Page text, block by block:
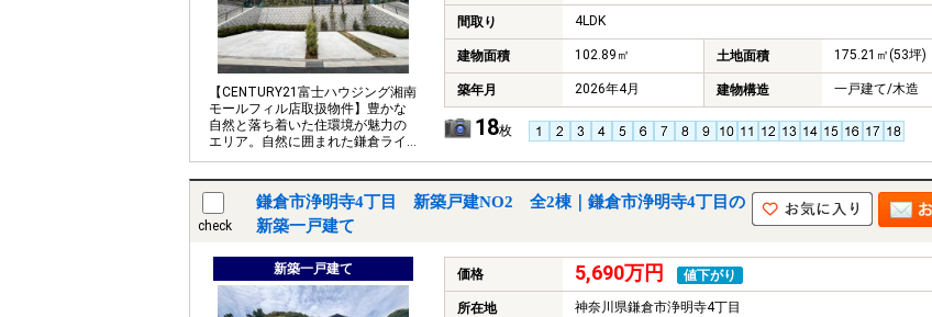
【CENTURY21富士ハウジング湘南
モールフィル店取扱物件】豊かな
自然と落ち着いた住環境が魅力の
エリア。自然に囲まれた鎌倉ライ
フをゆったり楽しめるお家です。
間取り 4LDK
建物面積 102.89㎡ 土地面積 175.21㎡(53坪)
築年月 2026年4月 建物構造 一戸建て/木造
18枚
check
鎌倉市浄明寺4丁目 新築戸建NO2 全2棟｜鎌倉市浄明寺4丁目の
新築一戸建て
新築一戸建て 価格 5,690万円 値下がり
所在地 神奈川県鎌倉市浄明寺4丁目